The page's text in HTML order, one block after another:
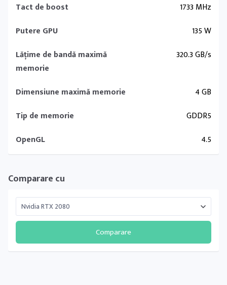
Tact de boost
1733 MHz
Putere GPU
135 W
Lățime de bandă maximă
memorie
320.3 GB/s
Dimensiune maximă memorie
4 GB
Tip de memorie
GDDR5
OpenGL
4.5
Comparare cu
Comparare